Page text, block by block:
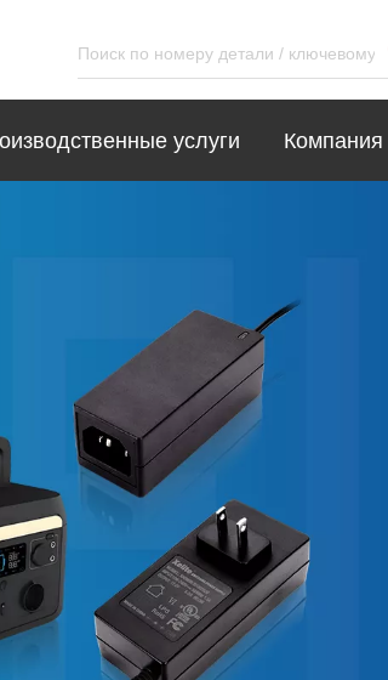
услуги Компания
в
источников
выбор блоков питания и
Xelite, предлагающих
эффективные решения для
полной зарядки ваших устройств.
>>>